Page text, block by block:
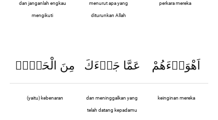
dan janganlah engkau
mengikuti
menurut apa yang
diturunkan Allah
perkara mereka
مِنَ الْحَقِّۗ عَمَّا جَاۤءَكَ اَهْوَاۤءَهُمْ
(yaitu) kebenaran dan meninggalkan yang
telah datang kepadamu
keinginan mereka